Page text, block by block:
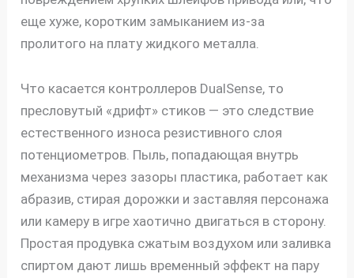
еще хуже, коротким замыканием из-за
пролитого на плату жидкого металла.
Что касается контроллеров DualSense, то
пресловутый «дрифт» стиков — это следствие
естественного износа резистивного слоя
потенциометров. Пыль, попадающая внутрь
механизма через зазоры пластика, работает как
абразив, стирая дорожки и заставляя персонажа
или камеру в игре хаотично двигаться в сторону.
Простая продувка сжатым воздухом или заливка
спиртом дают лишь временный эффект на пару